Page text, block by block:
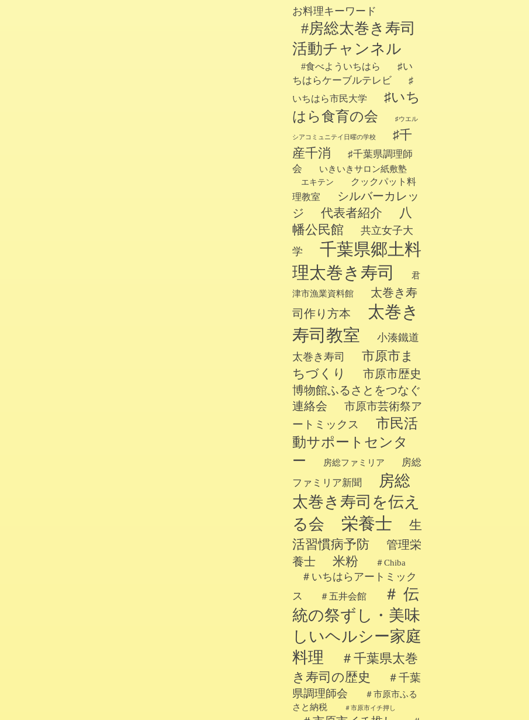
お料理キーワード
#房総太巻き寿司
活動チャンネル
#食べよういちはら
♯い
ちはらケーブルテレビ
♯
いちはら市民大学
♯いち
はら食育の会
♯ウエル
シアコミュニテイ日曜の学校
♯千
産千消
♯千葉県調理師
会
いきいきサロン紙敷塾
エキテン
クックパット料
理教室
シルバーカレッ
ジ
代表者紹介
八
幡公民館
共立女子大
学
千葉県郷土料
理太巻き寿司
君
津市漁業資料館
太巻き寿
司作り方本
太巻き
寿司教室
小湊鐵道
太巻き寿司
市原市ま
ちづくり
市原市歴史
博物館ふるさとをつなぐ
連絡会
市原市芸術祭ア
ートミックス
市民活
動サポートセンタ
ー
房総ファミリア
房総
ファミリア新聞
房総
太巻き寿司を伝え
る会
栄養士
生
活習慣病予防
管理栄
養士
米粉 ＃Chiba
＃いちはらアートミック
ス
＃五井会館
＃ 伝
統の祭ずし・美味
しいヘルシー家庭
料理
＃千葉県太巻
き寿司の歴史
＃千葉
県調理師会
＃市原市ふる
さと納税
＃市原市イチ押し